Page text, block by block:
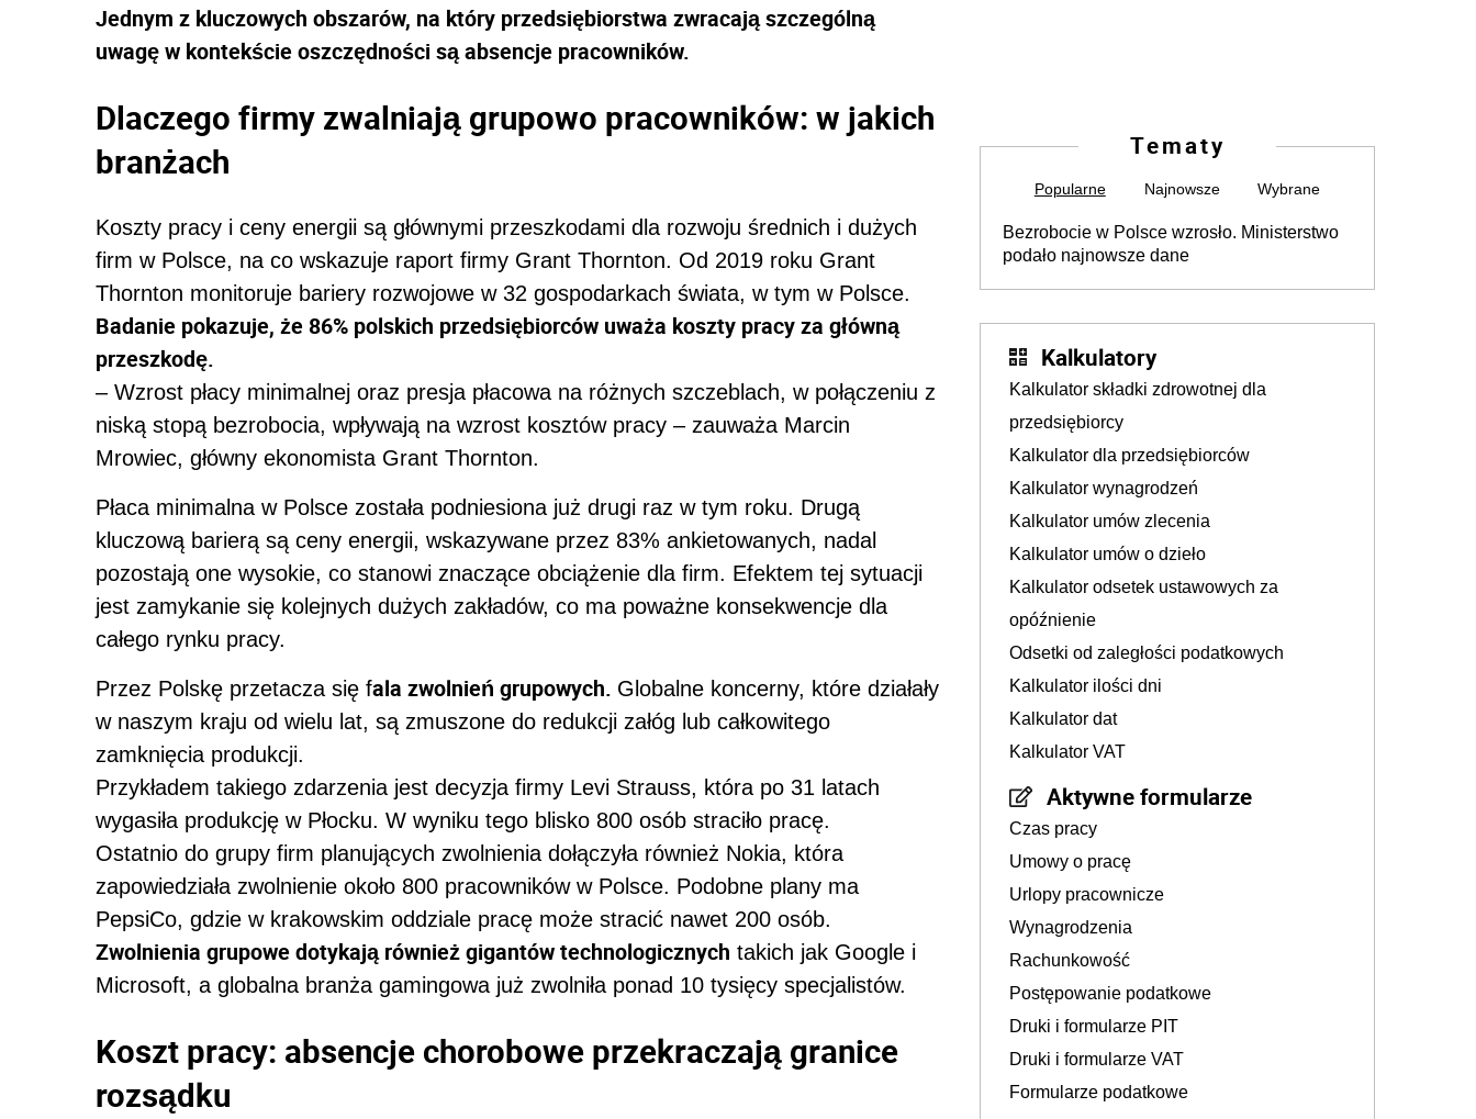
Jednym z kluczowych obszarów, na który przedsiębiorstwa zwracają szczególną
uwagę w kontekście oszczędności są absencje pracowników.
Dlaczego firmy zwalniają grupowo pracowników: w jakich
branżach
Koszty pracy i ceny energii są głównymi przeszkodami dla rozwoju średnich i dużych
firm w Polsce, na co wskazuje raport firmy Grant Thornton. Od 2019 roku Grant
Thornton monitoruje bariery rozwojowe w 32 gospodarkach świata, w tym w Polsce.
Badanie pokazuje, że 86% polskich przedsiębiorców uważa koszty pracy za główną
przeszkodę.
– Wzrost płacy minimalnej oraz presja płacowa na różnych szczeblach, w połączeniu z
niską stopą bezrobocia, wpływają na wzrost kosztów pracy – zauważa Marcin
Mrowiec, główny ekonomista Grant Thornton.
Płaca minimalna w Polsce została podniesiona już drugi raz w tym roku. Drugą
kluczową barierą są ceny energii, wskazywane przez 83% ankietowanych, nadal
pozostają one wysokie, co stanowi znaczące obciążenie dla firm. Efektem tej sytuacji
jest zamykanie się kolejnych dużych zakładów, co ma poważne konsekwencje dla
całego rynku pracy.
Przez Polskę przetacza się fala zwolnień grupowych. Globalne koncerny, które działały
w naszym kraju od wielu lat, są zmuszone do redukcji załóg lub całkowitego
zamknięcia produkcji.
Przykładem takiego zdarzenia jest decyzja firmy Levi Strauss, która po 31 latach
wygasiła produkcję w Płocku. W wyniku tego blisko 800 osób straciło pracę.
Ostatnio do grupy firm planujących zwolnienia dołączyła również Nokia, która
zapowiedziała zwolnienie około 800 pracowników w Polsce. Podobne plany ma
PepsiCo, gdzie w krakowskim oddziale pracę może stracić nawet 200 osób.
Zwolnienia grupowe dotykają również gigantów technologicznych takich jak Google i
Microsoft, a globalna branża gamingowa już zwolniła ponad 10 tysięcy specjalistów.
Koszt pracy: absencje chorobowe przekraczają granice
rozsądku
Tematy
Popularne Najnowsze Wybrane
Bezrobocie w Polsce wzrosło. Ministerstwo
podało najnowsze dane
Kalkulatory
Kalkulator składki zdrowotnej dla
przedsiębiorcy
Kalkulator dla przedsiębiorców
Kalkulator wynagrodzeń
Kalkulator umów zlecenia
Kalkulator umów o dzieło
Kalkulator odsetek ustawowych za
opóźnienie
Odsetki od zaległości podatkowych
Kalkulator ilości dni
Kalkulator dat
Kalkulator VAT
Aktywne formularze
Czas pracy
Umowy o pracę
Urlopy pracownicze
Wynagrodzenia
Rachunkowość
Postępowanie podatkowe
Druki i formularze PIT
Druki i formularze VAT
Formularze podatkowe